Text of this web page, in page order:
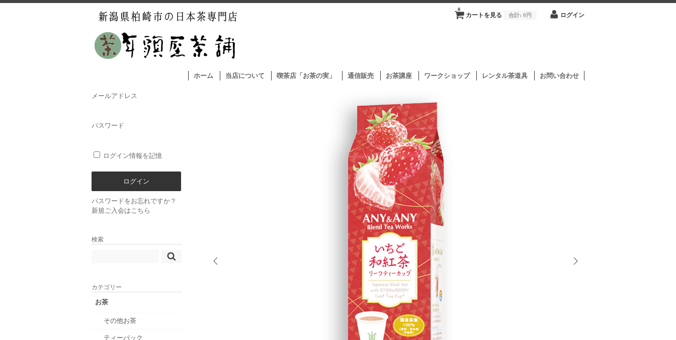
カートを見る
0
合計: 0円 ログイン
ホーム 当店について 喫茶店「お茶の実」 通信販売 お茶講座 ワークショップ レンタル茶道具 お問い合わせ
メールアドレス
パスワード
ログイン情報を記憶
パスワードをお忘れですか？
新規ご入会はこちら
検索
カテゴリー
お茶
その他お茶
ティーバック